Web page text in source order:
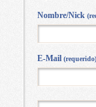
Nombre/Nick
E-Mail (requerido)